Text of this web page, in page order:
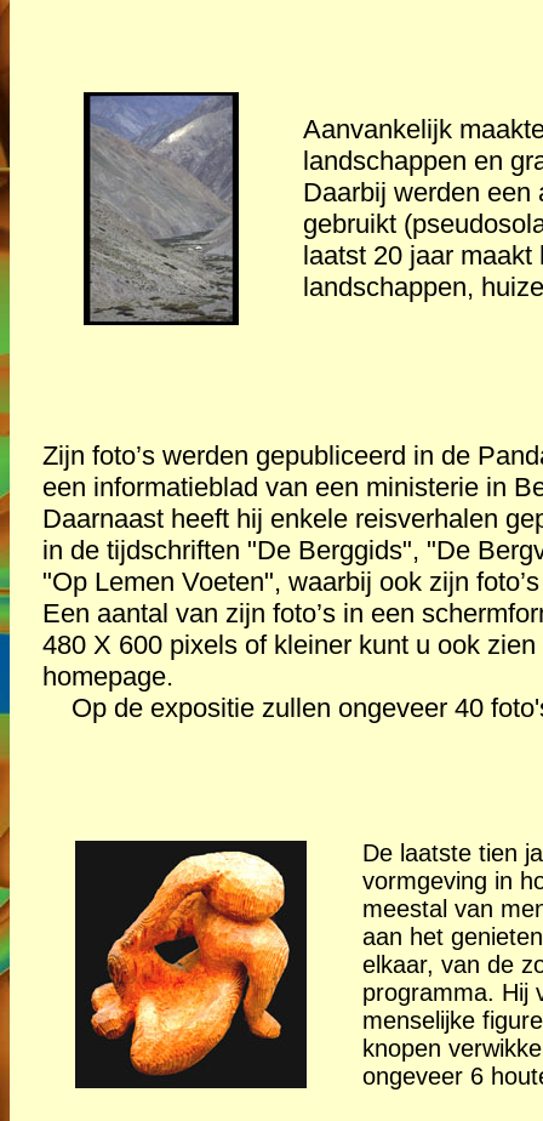
Aanvankelijk
landschappen en
Daarbij werden een
gebruikt
laatst 20 jaar maakt
landschappen,
Zijn foto’s werden gepubliceerd in de
een informatieblad van een ministerie in
Daarnaast heeft hij enkele reisverhalen
in de tijdschriften "De Berggids", "De
"Op Lemen Voeten", waarbij ook zijn
Een aantal van zijn foto’s in een
480 X 600 pixels of kleiner kunt u ook zien
homepage.
Op de expositie zullen ongeveer 40
De laatste tien
vormgeving in
meestal van
aan het
elkaar, van de
programma. Hij
menselijke
knopen
ongeveer 6